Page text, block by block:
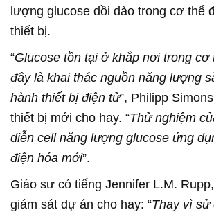
lượng glucose dồi dào trong cơ thể
thiết bị.
“Glucose tồn tại ở khắp nơi trong
đây là khai thác nguồn năng lượng
hành thiết bị điện tử”, Philipp
thiết bị mới cho hay. “Thử nghiệm
diễn cell năng lượng glucose ứng
điện hóa mới”.
Giáo sư có tiếng Jennifer L.M.
giám sát dự án cho hay: “Thay vì sử